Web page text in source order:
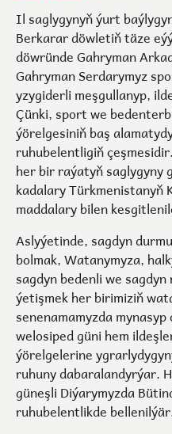
Il saglygynyň ýurt
Berkarar döwletiň täze
döwründe Gahryman
Gahryman Serdarymyz
yzygiderli meşgullanyp,
Çünki, sport we
ýörelgesiniň baş
ruhubelentligiň
her bir raýatyň saglygyny
kadalary Türkmenistanyň
maddalary bilen
Aslyýetinde, sagdyn
bolmak, Watanymyza,
sagdyn bedenli we
ýetişmek her birimiziň
senenamamyzda
welosiped güni hem
ýörelgelerine
ruhuny dabaralandyrýar.
güneşli Diýarymyzda
ruhubelentlikde